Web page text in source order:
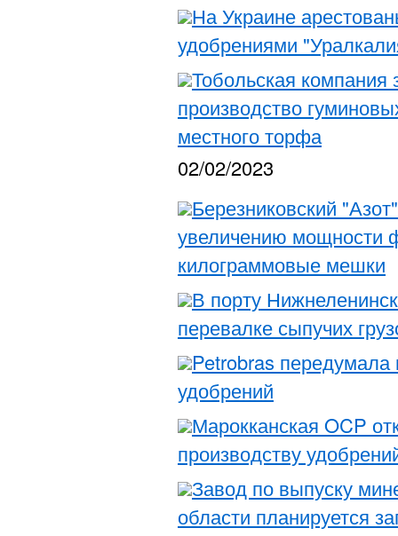
На Украине
удобрениями
Тобольская компания
производство
местного торфа
02/02/2023
Березниковский
увеличению мощности
килограммовые мешки
В порту
перевалке сыпучих
Petrobras передумала
удобрений
Марокканская OCP
производству
Завод по выпуску
области планируется